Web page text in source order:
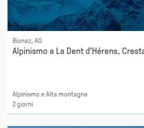
Bionaz, AO
Alpinismo a La Dent d'Hérens,
Alpinismo e Alta montagna
2 giorni